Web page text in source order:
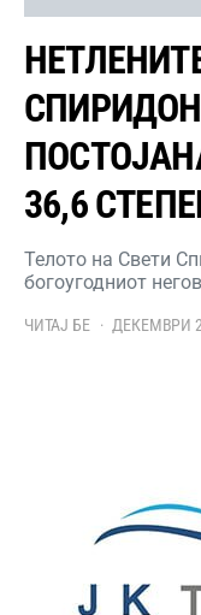
36,6
Телото на Свети
богоугодниот
ЧИТАЈ БЕ ДЕКЕМВРИ